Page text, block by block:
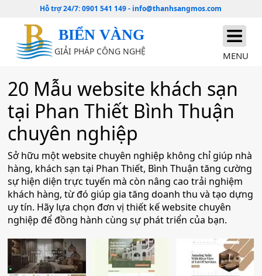
Hỗ trợ 24/7:0901 541 149- info@thanhsangmos.com
BIỂN VÀNG
GIẢI PHÁP CÔNG NGHỆ MENU
20 Mẫu website khách sạn
tại Phan Thiết Bình Thuận
chuyên nghiệp
Sở hữu một website chuyên nghiệp không chỉ giúp nhà
hàng, khách sạn tại Phan Thiết, Bình Thuận tăng cường
sự hiện diện trực tuyến mà còn nâng cao trải nghiệm
khách hàng, từ đó giúp gia tăng doanh thu và tạo dựng
uy tín. Hãy lựa chọn đơn vị thiết kế website chuyên
nghiệp để đồng hành cùng sự phát triển của bạn.